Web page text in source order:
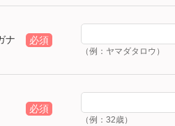
ナ 必須
（例：ヤマダタロウ）
必須
（例：32歳）